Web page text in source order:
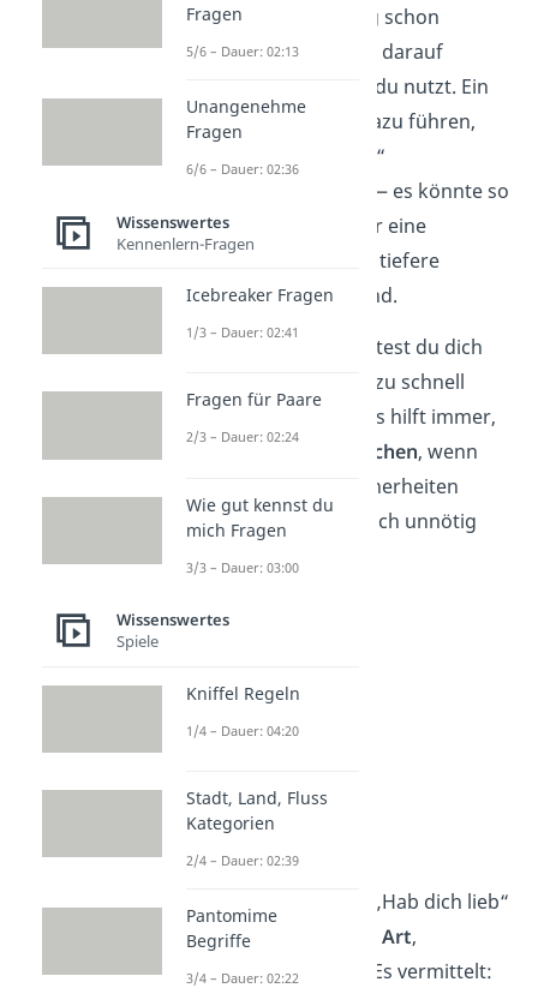
körperliche Anziehung schon
spürbar ist, solltest du darauf
achten, welche Worte du nutzt. Ein
langesZögernkann dazu führen,
dass „Ich hab dich lieb“
missverstanden wird — es könnte so
wirken, als wäre es nur eine
Freundschaft
, obwohl tiefere
Gefühle vorhanden sind.
Hinweis:
Dennoch solltest du dich
von den Worten nicht zu schnell
verunsichern lassen. Es hilft immer,
offen
sprechen, wenn
Gedanken oder Unsicherheiten
aufkommen, anstatt sich unnötig
Sorgen zu machen.
ist „Hab dich lieb“
dagegen eine
gängige Art,
Zuneigung zu zeigen. Es vermittelt:
Fragen
5/6 – Dauer: 02:13
Unangenehme
Fragen
6/6 – Dauer: 02:36
Wissenswertes
Kennenlern-Fragen
Icebreaker Fragen
1/3 – Dauer: 02:41
Fragen für Paare
2/3 – Dauer: 02:24
Wie gut kennst du
mich Fragen
3/3 – Dauer: 03:00
Wissenswertes
Spiele
Kniffel Regeln
1/4 – Dauer: 04:20
Stadt, Land, Fluss
Kategorien
2/4 – Dauer: 02:39
Pantomime
Begriffe
3/4 – Dauer: 02:22